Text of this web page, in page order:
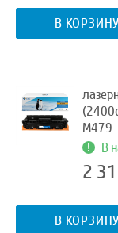
В КОРЗИНУ
M479
В
2
В КОРЗИНУ